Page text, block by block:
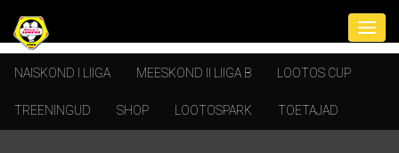
NAISKOND I LIIGA MEESKOND II LIIGA B LOOTOS CUP
TREENINGUD SHOP LOOTOSPARK TOETAJAD